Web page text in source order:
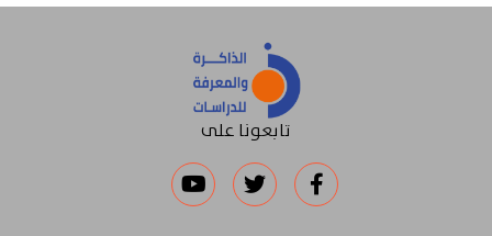
تابعونا على